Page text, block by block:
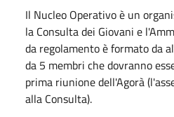
Il Nucleo Operativo è un
la Consulta dei Giovani e
da regolamento è formato da
da 5 membri che dovranno
prima riunione dell'Agorà
alla Consulta).